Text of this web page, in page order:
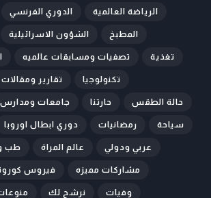
الدوري الفرنسي الرياضة العالمية
الشؤون الاسرائيلية المطبخ
تصفيات ومسابقات عالميه تغذية
تقارير ومقالات تكنولوجيا
جامعات ومدارس حارتنا حالة الطقس
دوري ابطال اوروبا رمضانيات سياحة
طب عالم المراة عربي ودولي
فيروس مشاركات مميزه
نرشح لك وفيات